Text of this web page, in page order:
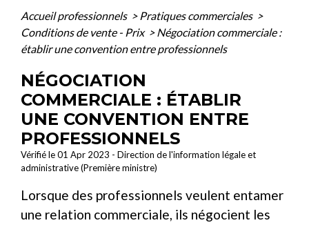
Accueil professionnels > Pratiques commerciales >
Conditions de vente - Prix > Négociation commerciale :
établir une convention entre professionnels
NÉGOCIATION
COMMERCIALE : ÉTABLIR
UNE CONVENTION ENTRE
PROFESSIONNELS
Vérifié le 01 Apr 2023 - Direction de l'information légale et
administrative (Première ministre)
Lorsque des professionnels veulent entamer
une relation commerciale, ils négocient les